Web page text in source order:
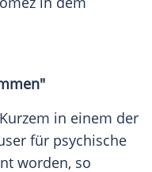
in einem der
für psychische
worden, so